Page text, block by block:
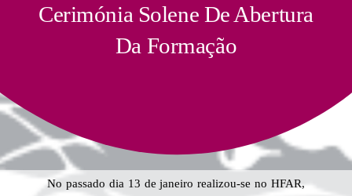
Serviços
Comunicação
RHLogin
Cerimónia Solene De Abertura
Da Formação
No passado dia 13 de janeiro realizou-se no HFAR,